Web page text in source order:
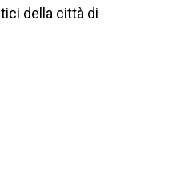
della città di